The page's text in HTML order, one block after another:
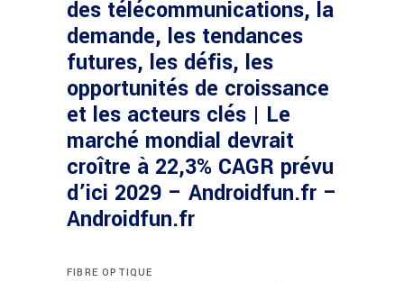
des télécommunications, la
demande, les tendances
futures, les défis, les
opportunités de croissance
et les acteurs clés | Le
marché mondial devrait
croître à 22,3% CAGR prévu
d’ici 2029 – Androidfun.fr –
Androidfun.fr
FIBRE OPTIQUE